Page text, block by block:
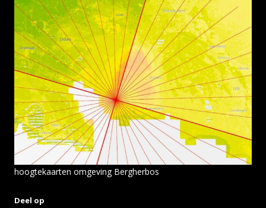
hoogtekaarten omgeving Bergherbos
Deel op